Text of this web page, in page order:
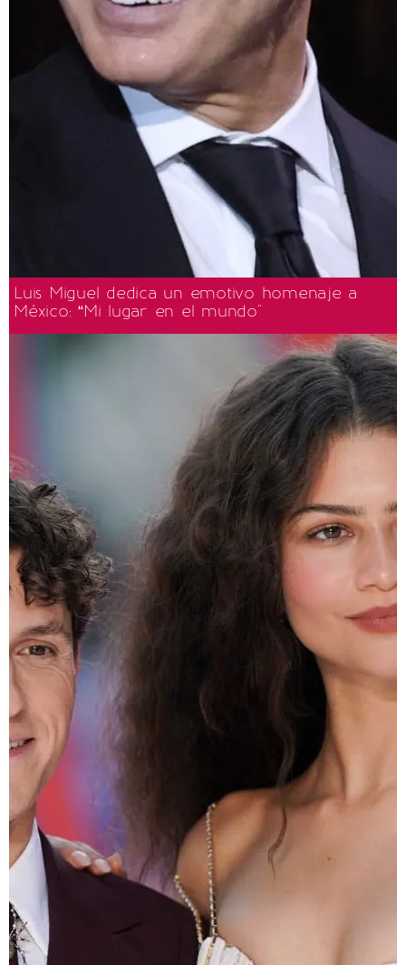
Luis Miguel dedica un emotivo homenaje a
México: “Mi lugar en el mundo"